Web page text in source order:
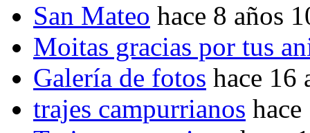
San Mateo hace 8 años
Moitas gracias por tus
Galería de fotos hace 16
trajes campurrianos